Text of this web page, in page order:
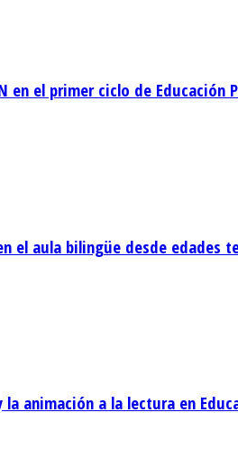
en el primer ciclo de Educación
el aula bilingüe desde edades
animación a la lectura en